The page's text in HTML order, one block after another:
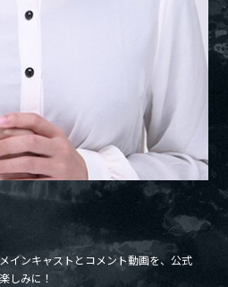
インキャストとコメント動画を、公式
しみに！